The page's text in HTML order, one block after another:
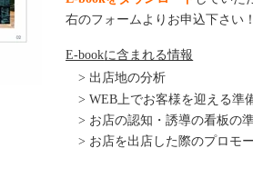
右のフォームよりお申込下さい！
E-bookに含まれる情報
> 出店地の分析
> WEB上でお客様を迎える準
> お店の認知・誘導の看板の
> お店を出店した際のプロモ